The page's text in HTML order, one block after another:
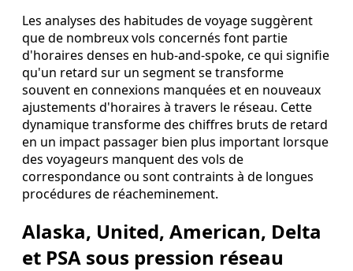
Les analyses des habitudes de voyage suggèrent
que de nombreux vols concernés font partie
d'horaires denses en hub-and-spoke, ce qui signifie
qu'un retard sur un segment se transforme
souvent en connexions manquées et en nouveaux
ajustements d'horaires à travers le réseau. Cette
dynamique transforme des chiffres bruts de retard
en un impact passager bien plus important lorsque
des voyageurs manquent des vols de
correspondance ou sont contraints à de longues
procédures de réacheminement.
Alaska, United, American, Delta
et PSA sous pression réseau